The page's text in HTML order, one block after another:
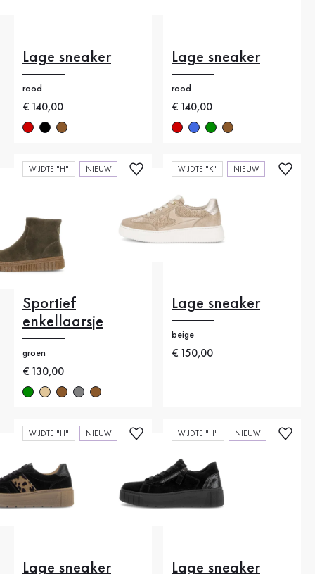
Lage sneaker
rood
Nieuwe prijs
€ 140,00
Lage sneaker
rood
Nieuwe prijs
€ 140,00
WIJDTE "H" NIEUW
Sportief
enkellaarsje
groen
Nieuwe prijs
€ 130,00
WIJDTE "K" NIEUW
Lage sneaker
beige
Nieuwe prijs
€ 150,00
WIJDTE "H" NIEUW
Lage sneaker
WIJDTE "H" NIEUW
Lage sneaker